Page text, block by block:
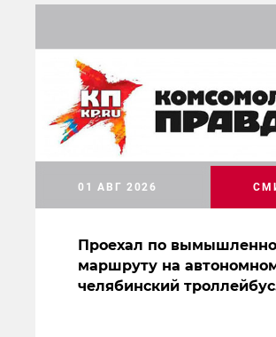
Проехал по
маршруту на
челябинский троллейбус
01 АВГ 2026